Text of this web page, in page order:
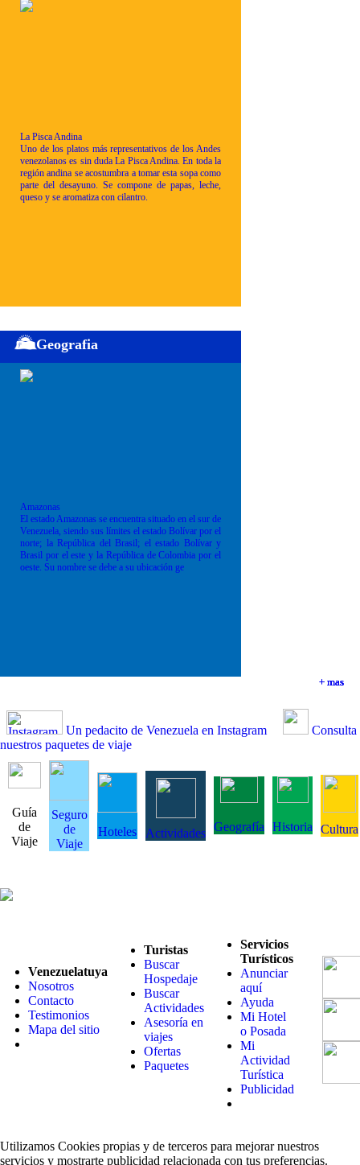
+ mas
+ mas
La Pisca Andina
Uno de los platos más representativos de los Andes
venezolanos es sin duda La Pisca Andina. En toda la
región andina se acostumbra a tomar esta sopa como
parte del desayuno. Se compone de papas, leche,
queso y se aromatiza con cilantro.
+ mas
Geografia
Amazonas
El estado Amazonas se encuentra situado en el sur de
Venezuela, siendo sus límites el estado Bolívar por el
norte; la República del Brasil; el estado Bolívar y
Brasil por el este y la República de Colombia por el
oeste. Su nombre se debe a su ubicación ge
+ mas
Un pedacito de Venezuela en Instagram
Consulta
nuestros paquetes de viaje
Guía
de
Viaje
Seguro
de
Viaje
Hoteles Actividades Geografía Historia Cultura
Venezuelatuya
Nosotros
Contacto
Testimonios
Mapa del sitio
Turistas
Buscar
Hospedaje
Buscar
Actividades
Asesoría en
viajes
Ofertas
Paquetes
Servicios
Turísticos
Anunciar
aquí
Ayuda
Mi Hotel
o Posada
Mi
Actividad
Turística
Publicidad
Utilizamos Cookies propias y de terceros para mejorar nuestros
servicios y mostrarte publicidad relacionada con tus preferencias.